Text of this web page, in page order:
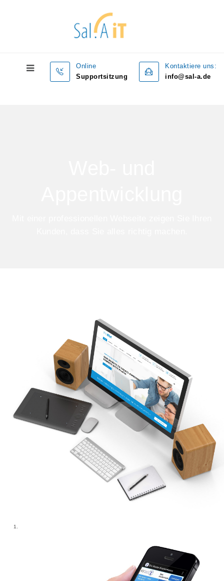
Online
Supportsitzung
Kontaktiere uns:
info@sal-a.de